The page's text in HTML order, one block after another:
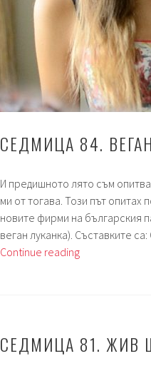
СЕДМИЦА 84. ВЕГАН
И предишното лято съм
ми от тогава. Този път опитах
новите фирми на българския
веган луканка). Съставките
Continue readingСедмица
СЕДМИЦА 81. ЖИВ